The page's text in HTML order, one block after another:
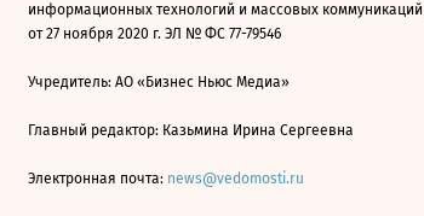
информационных технологий и массовых
от 27 ноября 2020 г. ЭЛ № ФС 77-79546
Учредитель: АО «Бизнес Ньюс Медиа»
Главный редактор: Казьмина Ирина Сергеевна
Электронная почта: news@vedomosti.ru